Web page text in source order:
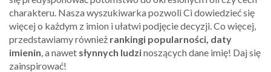
charakteru. Nasza wyszukiwarka pozwoli Ci dowiedzieć się
więcej o każdym z imion i ułatwi podjęcie decyzji. Co więcej,
przedstawiamy również rankingi popularności, daty
imienin, a nawet słynnych ludzinoszących dane imię! Daj się
zainspirować!